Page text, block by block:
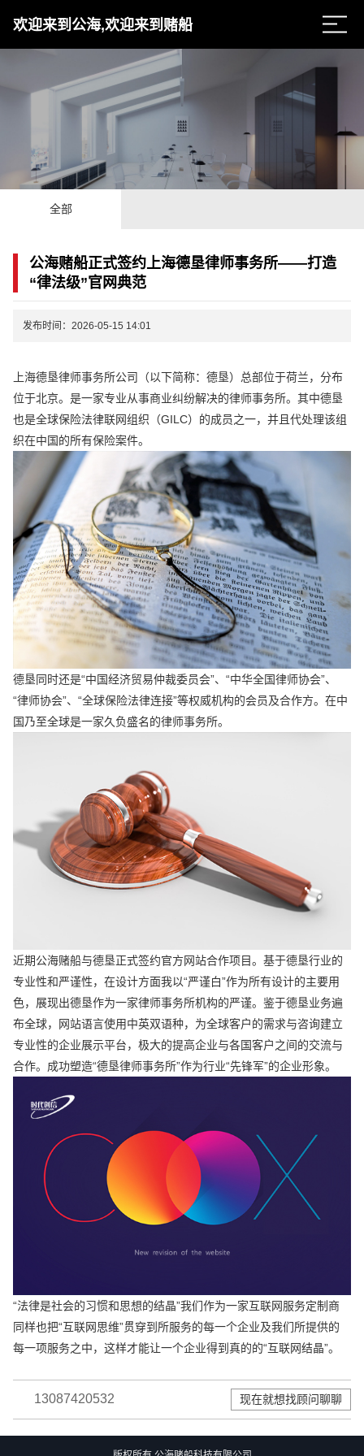
欢迎来到公海,欢迎来到赌船
全部
公海赌船正式签约上海德垦律师事务所——打造
“律法级”官网典范
发布时间：2026-05-15 14:01
上海德垦律师事务所公司（以下简称：德垦）总部位于荷兰，分布
位于北京。是一家专业从事商业纠纷解决的律师事务所。其中德垦
也是全球保险法律联网组织（GILC）的成员之一，并且代处理该组
织在中国的所有保险案件。
德垦同时还是“中国经济贸易仲裁委员会”、“中华全国律师协会”、
“律师协会”、“全球保险法律连接”等权威机构的会员及合作方。在中
国乃至全球是一家久负盛名的律师事务所。
近期公海赌船与德垦正式签约官方网站合作项目。基于德垦行业的
专业性和严谨性，在设计方面我以“严谨白”作为所有设计的主要用
色，展现出德垦作为一家律师事务所机构的严谨。鉴于德垦业务遍
布全球，网站语言使用中英双语种，为全球客户的需求与咨询建立
专业性的企业展示平台，极大的提高企业与各国客户之间的交流与
合作。成功塑造“德垦律师事务所”作为行业“先锋军”的企业形象。
“法律是社会的习惯和思想的结晶”我们作为一家互联网服务定制商
同样也把“互联网思维”贯穿到所服务的每一个企业及我们所提供的
每一项服务之中，这样才能让一个企业得到真的的“互联网结晶”。
13087420532 现在就想找顾问聊聊